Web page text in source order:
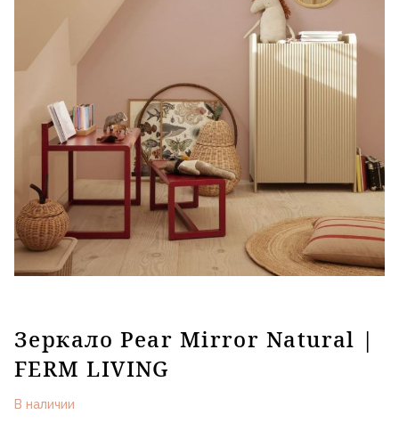
Зеркало Pear Mirror Natural |
FERM LIVING
В наличии